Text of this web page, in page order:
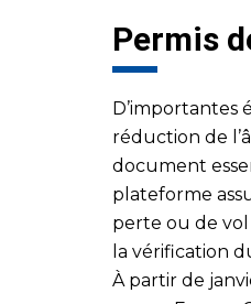
Permis
D’importantes
réduction de
document
plateforme
perte ou de vol
la vérification
À partir de